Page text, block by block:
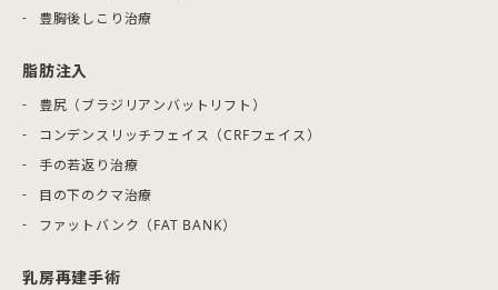
豊胸後しこり治療
脂肪注入
豊尻（ブラジリアンバットリフト）
コンデンスリッチフェイス（CRFフェイス）
手の若返り治療
目の下のクマ治療
ファットバンク（FAT BANK）
乳房再建手術